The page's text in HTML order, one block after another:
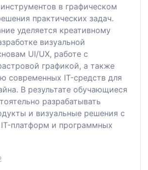
в графическом
практических задач.
уделяется креативному
визуальной
UI/UX, работе с
графикой, а также
современных IT-средств для
В результате обучающиеся
разрабатывать
и визуальные решения с
платформ и программных